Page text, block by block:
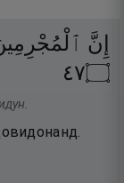
إِنَّ
۝٧٤